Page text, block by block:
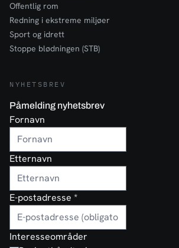
Offentlig rom
Redning i ekstreme miljøer
Sport og idrett
Stoppe blødningen (STB)
NYHETSBREV
Påmelding nyhetsbrev
Fornavn
Etternavn
E-postadresse *
Interesseområder